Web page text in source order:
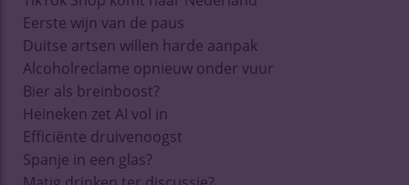
Eerste wijn van de paus
Duitse artsen willen harde aanpak
Alcoholreclame opnieuw onder vuur
Bier als breinboost?
Heineken zet AI vol in
Efficiënte druivenoogst
Spanje in een glas?